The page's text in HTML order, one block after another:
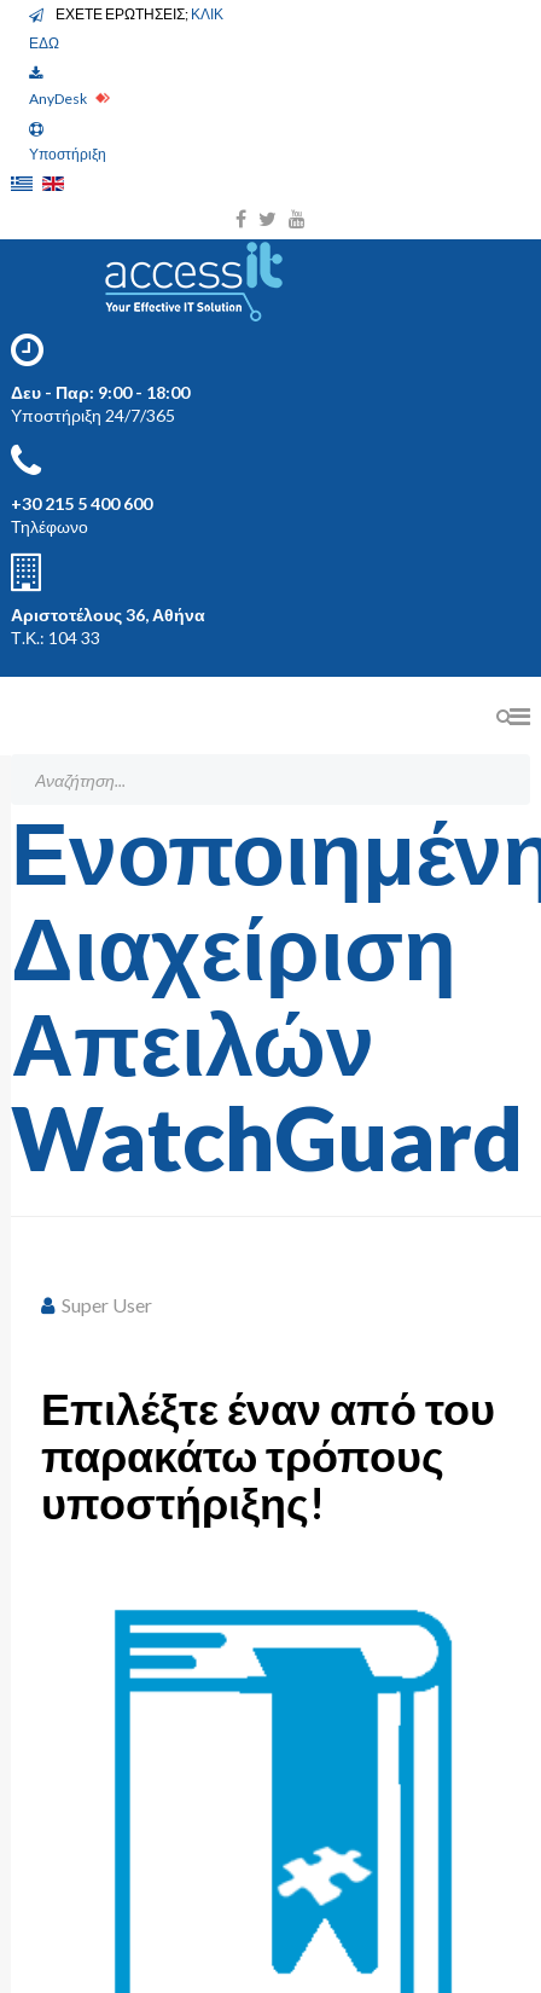
ΕΧΕΤΕ ΕΡΩΤΗΣΕΙΣ; ΚΛΙΚ
ΕΔΩ
AnyDesk
Υποστήριξη
Δευ - Παρ: 9:00 - 18:00
Υποστήριξη 24/7/365
+30 215 5 400 600
Τηλέφωνο
Αριστοτέλους 36, Αθήνα
Τ.Κ.: 104 33
Διαχείριση
Απειλών
WatchGuard
Super User
Επιλέξτε έναν από του
παρακάτω τρόπους
υποστήριξης!